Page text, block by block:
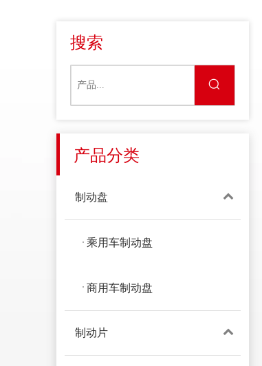
搜索
产品分类
制动盘
乘用车制动盘
商用车制动盘
制动片